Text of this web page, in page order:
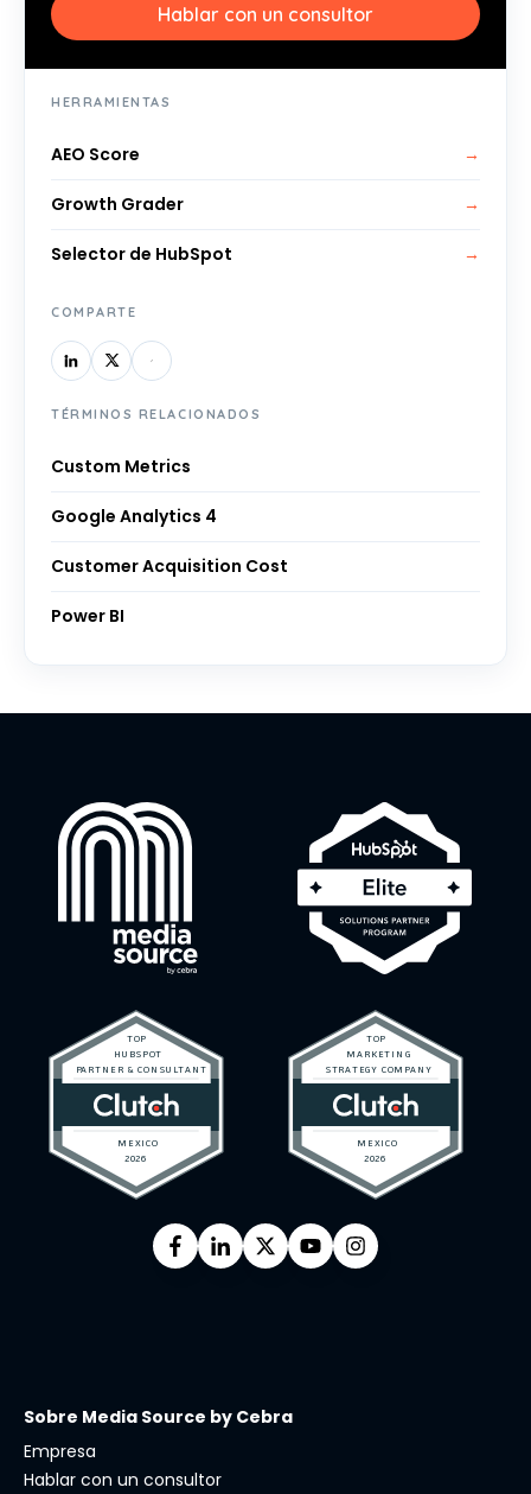
Hablar con un consultor
HERRAMIENTAS
AEO Score →
Growth Grader →
Selector de HubSpot →
COMPARTE
TÉRMINOS RELACIONADOS
Custom Metrics
Google Analytics 4
Customer Acquisition Cost
Power BI
Sobre Media Source by Cebra
Empresa
Hablar con un consultor